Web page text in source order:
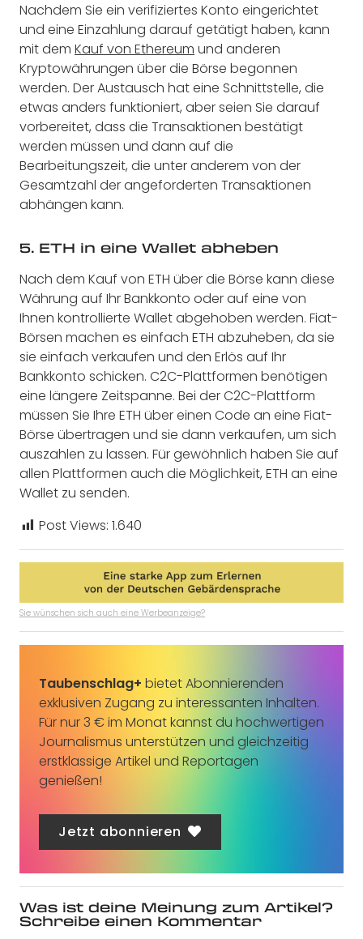
Nachdem Sie ein verifiziertes Konto eingerichtet
und eine Einzahlung darauf getätigt haben, kann
mit dem Kauf von Ethereum und anderen
Kryptowährungen über die Börse begonnen
werden. Der Austausch hat eine Schnittstelle, die
etwas anders funktioniert, aber seien Sie darauf
vorbereitet, dass die Transaktionen bestätigt
werden müssen und dann auf die
Bearbeitungszeit, die unter anderem von der
Gesamtzahl der angeforderten Transaktionen
abhängen kann.
5. ETH in eine Wallet abheben
Nach dem Kauf von ETH über die Börse kann diese
Währung auf Ihr Bankkonto oder auf eine von
Ihnen kontrollierte Wallet abgehoben werden. Fiat-
Börsen machen es einfach ETH abzuheben, da sie
sie einfach verkaufen und den Erlös auf Ihr
Bankkonto schicken. C2C-Plattformen benötigen
eine längere Zeitspanne. Bei der C2C-Plattform
müssen Sie Ihre ETH über einen Code an eine Fiat-
Börse übertragen und sie dann verkaufen, um sich
auszahlen zu lassen. Für gewöhnlich haben Sie auf
allen Plattformen auch die Möglichkeit, ETH an eine
Wallet zu senden.
Post Views: 1.640
Sie wünschen sich auch eine Werbeanzeige?
Taubenschlag+ bietet Abonnierenden
exklusiven Zugang zu interessanten Inhalten.
Für nur 3 € im Monat kannst du hochwertigen
Journalismus unterstützen und gleichzeitig
erstklassige Artikel und Reportagen
genießen!
Jetzt abonnieren
Was ist deine Meinung zum Artikel?
Schreibe einen Kommentar